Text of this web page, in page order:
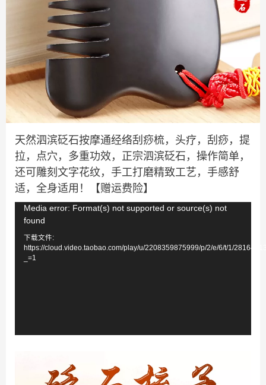
天然泗滨砭石按摩通经络刮痧梳，头疗，刮痧，提
拉，点穴，多重功效，正宗泗滨砭石，操作简单，
还可雕刻文字花纹，手工打磨精致工艺，手感舒
适，全身适用！【赠运费险】
视
频
Media error: Format(s) not supported or source(s) not
found
下载文件:
https://cloud.video.taobao.com/play/u/2208359875999/p/2/e/6/t/1/
_=1